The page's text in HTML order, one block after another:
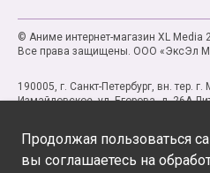
© Аниме интернет-магазин XL Media
Все права защищены. ООО «ЭксЭл
190005, г. Санкт-Петербург, вн. тер.
Измайловское, ул. Егорова, д. 26А
Продолжая пользоваться
вы соглашаетесь на